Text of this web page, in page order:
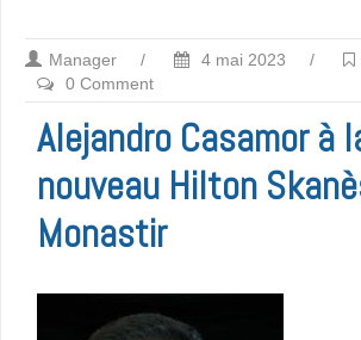
Manager / 4 mai 2023 /
0 Comment
Alejandro Casamor à
nouveau Hilton
Monastir